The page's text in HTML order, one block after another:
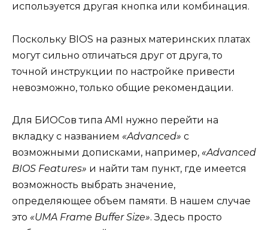
используется другая кнопка или комбинация.
Поскольку BIOS на разных материнских платах
могут сильно отличаться друг от друга, то
точной инструкции по настройке привести
невозможно, только общие рекомендации.
Для БИОСов типа AMI нужно перейти на
вкладку c названием «Advanced» с
возможными дописками, например, «Advanced
BIOS Features» и найти там пункт, где имеется
возможность выбрать значение,
определяющее объем памяти. В нашем случае
это «UMA Frame Buffer Size». Здесь просто